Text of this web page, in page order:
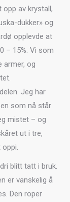
av krystall,
dukker» og
opplevde at
– 15%. Vi som
armer, og
Jeg har
som nå står
mistet – og
ut i tre,
blitt tatt i bruk.
er vanskelig å
Den roper